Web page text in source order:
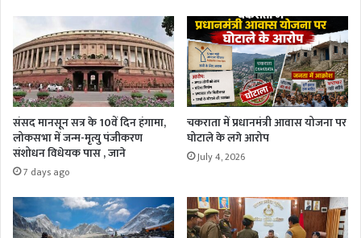
संसद मानसून सत्र के 10वें दिन हंगामा,
लोकसभा में जन्म-मृत्यु पंजीकरण
संशोधन विधेयक पास , जाने
7 days ago
चकराता में प्रधानमंत्री आवास योजना पर
घोटाले के लगे आरोप
July 4, 2026